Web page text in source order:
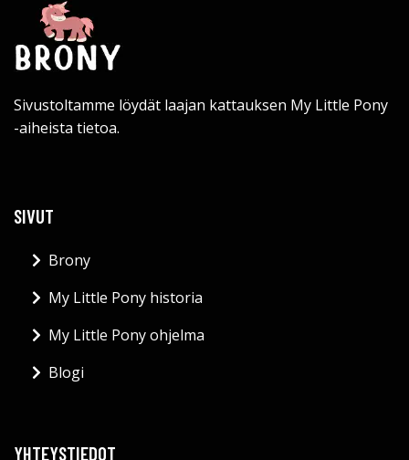
Sivustoltamme löydät laajan kattauksen My Little Pony
-aiheista tietoa.
SIVUT
Brony
My Little Pony historia
My Little Pony ohjelma
Blogi
YHTEYSTIEDOT